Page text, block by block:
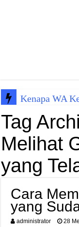
Kenapa WA
Tag
Melihat
yang
Cara
yang
administrator 28